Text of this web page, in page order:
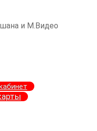
и М.Видео